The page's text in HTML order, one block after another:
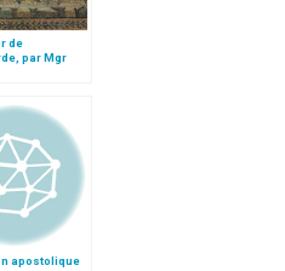
de
par Mgr
apostolique